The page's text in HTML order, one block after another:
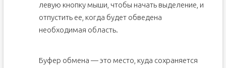
левую кнопку мыши, чтобы начать выделение, и
отпустить ее, когда будет обведена
необходимая область.
Буфер обмена — это место, куда сохраняется